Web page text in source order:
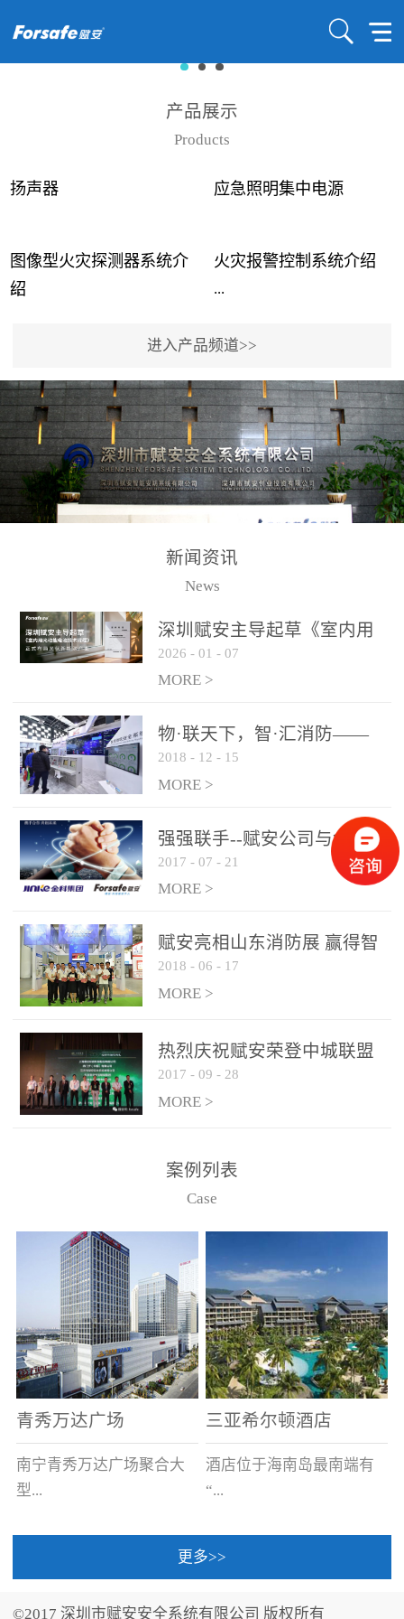
产品展示
Products
扬声器 应急照明集中电源
图像型火灾探测器系统介
绍
...
事故频发，传统的火灾探
测方法已无法满足要求。
尤其是目前众多的大型影
剧院、会议展览中心、体
育馆、大型仓库和隧道空
间等，其建筑结构特殊、
火灾隐患多。一旦发生火
传统的火灾关测器无法被
及时缺发，不能及早发现
和有效扑救火火，这不仅
力和闲难，同时也将造成
巨大的经济损失和社会影
响，基至还会造成人员伤
亡。图像型火灾探测器正
是针对这种高大空间建筑
物的消防设施、设备通过
现场图像的实时获取、预
处理和特征提取分析，实
现火焰的跟踪和识别。能
更早的进行预警，达到早
报早防的效果。 系统构
成示意图： 图像型火灾
和监控端两大部分组成。
两者之间通过以太网相
联，一台监控主机最多可
从监控主机上获取，最多
只能接6台，超过的需从现
火灾报警控制系统介绍
...
用了具有仲裁机制和冗余
校验的总线传输技术、线
路状态检测与保护技术、
后向光电感烟探测技术、
高可靠的系统抗干扰技术
等多项专利技术和专有技
警领域三十多年技术积累
和工程实践的结晶。
进入产品频道>>
新闻资讯
News
深圳赋安主导起草《室内用
光动能电池技术规程》 正式
布局光伏新能源产业
2026 - 01 - 07
MORE >
物·联天下，智·汇消防——
赋安F&S 2018上海消防展圆
满落幕
2018 - 12 - 15
MORE >
强强联手--赋安公司与金科
集团达成战略合作协议
2017 - 07 - 21
MORE >
赋安亮相山东消防展 赢得智
慧消防新荣耀
2018 - 06 - 17
MORE >
热烈庆祝赋安荣登中城联盟
联合采购战略合作平台
2017 - 09 - 28
MORE >
案例列表
Case
青秀万达广场
南宁青秀万达广场聚合大
型...
三亚希尔顿酒店
酒店位于海南岛最南端有
“...
中国的海岛天堂”之美称的
更多>>
©2017 深圳市赋安安全系统有限公司 版权所有